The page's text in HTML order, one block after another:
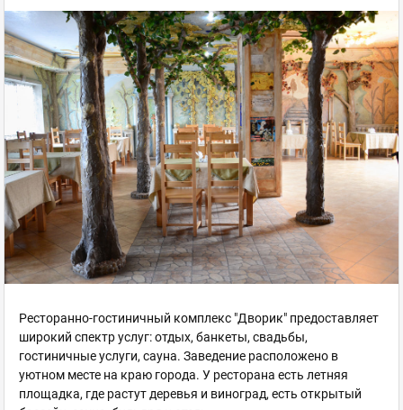
Ресторанно-гостиничный комплекс "Дворик" предоставляет
широкий спектр услуг: отдых, банкеты, свадьбы,
гостиничные услуги, сауна. Заведение расположено в
уютном месте на краю города. У ресторана есть летняя
площадка, где растут деревья и виноград, есть открытый